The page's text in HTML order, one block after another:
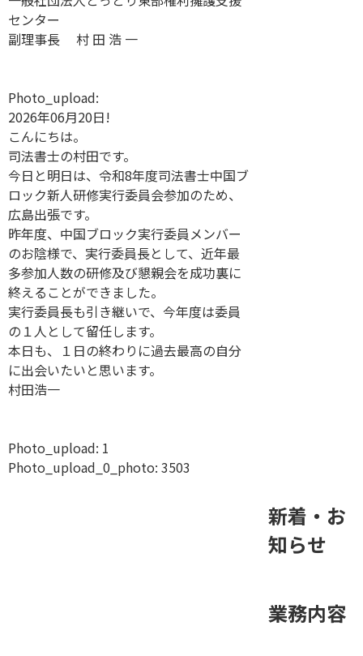
センター
副理事長 村 田 浩 一
Photo_upload:
2026年06月20日!
こんにちは。
司法書士の村田です。
今日と明日は、令和8年度司法書士中国ブ
ロック新人研修実行委員会参加のため、
広島出張です。
昨年度、中国ブロック実行委員メンバー
のお陰様で、実行委員長として、近年最
多参加人数の研修及び懇親会を成功裏に
終えることができました。
実行委員長も引き継いで、今年度は委員
の１人として留任します。
本日も、１日の終わりに過去最高の自分
に出会いたいと思います。
村田浩一
Photo_upload: 1
Photo_upload_0_photo: 3503
新着・お
知らせ
業務内容